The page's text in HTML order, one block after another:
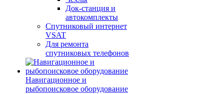
Док-станция и
автокомплекты
Спутниковый интернет
VSAT
Для ремонта
спутниковых телефонов
Навигационное и
рыбопоисковое оборудование